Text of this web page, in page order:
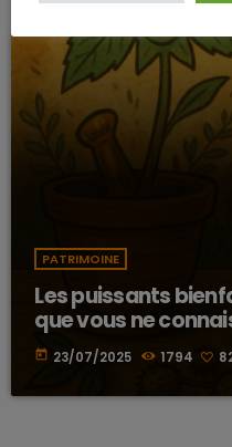
PATRIMOINE
Les puissants
que vous ne
today 23/07/2025 1794